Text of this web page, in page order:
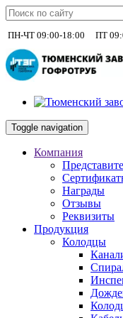
ПН-ЧТ 09:00-18:00 ПТ
Toggle navigation
Компания
Награды
Отзывы
Реквизиты
Продукция
Колодцы